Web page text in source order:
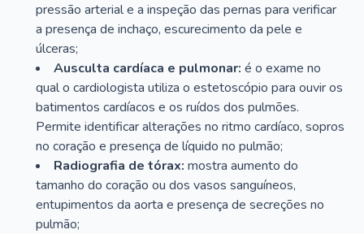
pressão arterial e a inspeção das pernas para verificar
a presença de inchaço, escurecimento da pele e
úlceras;
Ausculta cardíaca e pulmonar: é o exame no
qual o cardiologista utiliza o estetoscópio para ouvir os
batimentos cardíacos e os ruídos dos pulmões.
Permite identificar alterações no ritmo cardíaco, sopros
no coração e presença de líquido no pulmão;
Radiografia de tórax: mostra aumento do
tamanho do coração ou dos vasos sanguíneos,
entupimentos da aorta e presença de secreções no
pulmão;